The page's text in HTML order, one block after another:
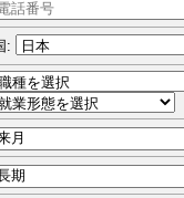
: